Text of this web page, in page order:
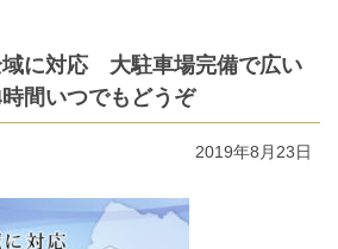
域に対応 大駐車場完備で広い
間いつでもどうぞ
2019年8月23日